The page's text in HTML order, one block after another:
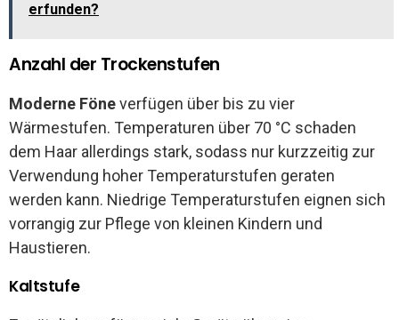
erfunden?
Anzahl der Trockenstufen
Moderne Föneverfügen über bis zu vier
Wärmestufen. Temperaturen über 70 °C schaden
dem Haar allerdings stark, sodass nur kurzzeitig zur
Verwendung hoher Temperaturstufen geraten
werden kann. Niedrige Temperaturstufen eignen sich
vorrangig zur Pflege von kleinen Kindern und
Haustieren.
Kaltstufe